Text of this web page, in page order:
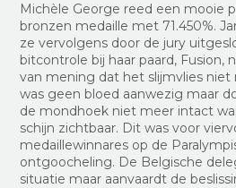
Michèle George reed een mooie
bronzen medaille met 71.450%.
ze vervolgens door de jury
bitcontrole bij haar paard, Fusion,
van mening dat het slijmvlies niet
was geen bloed aanwezig maar
de mondhoek niet meer intact
schijn zichtbaar. Dit was voor
medaillewinnares op de
ontgoocheling. De Belgische
situatie maar aanvaardt de